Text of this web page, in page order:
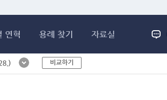
연혁 용례 찾기 자료실
비교하기